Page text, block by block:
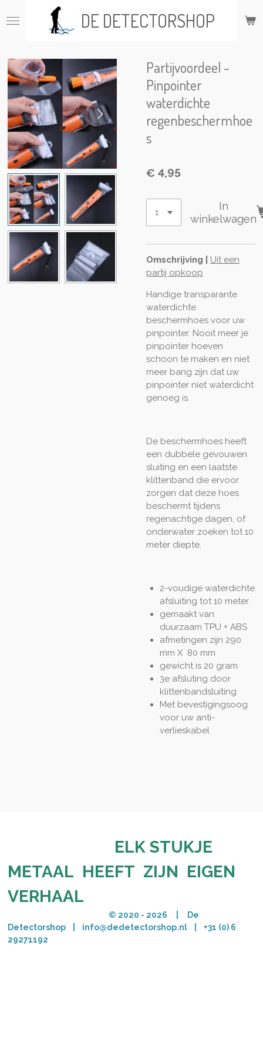
direct
hoofdinhoud
DE DETECTORSHOP
Partijvoordeel -
Pinpointer
waterdichte
regenbeschermhoe
s
€ 4,95
In
winkelwagen
Omschrijving | Uit een
partij opkoop
Handige transparante
waterdichte
beschermhoes voor uw
pinpointer. Nooit meer je
pinpointer hoeven
schoon te maken en niet
meer bang zijn dat uw
pinpointer niet waterdicht
genoeg is.
De beschermhoes heeft
een dubbele gevouwen
sluiting en een laatste
klittenband die ervoor
zorgen dat deze hoes
beschermt tijdens
regenachtige dagen, of
onderwater zoeken tot 10
meter diepte.
2-voudige waterdichte
afsluiting tot 10 meter
gemaakt van
duurzaam TPU + ABS
afmetingen zijn 290
mm X 80 mm
gewicht is 20 gram
3e afsluting door
klittenbandsluiting
Met bevestigingsoog
voor uw anti-
verlieskabel
ELK STUKJE
METAAL HEEFT ZIJN EIGEN
VERHAAL
© 2020 - 2026 | De
Detectorshop | info@dedetectorshop.nl | +31 (0) 6
29271192